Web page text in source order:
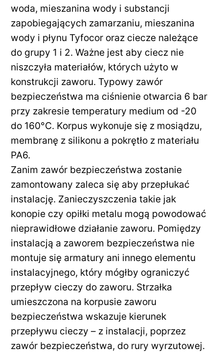
woda, mieszanina wody i substancji
zapobiegających zamarzaniu, mieszanina
wody i płynu Tyfocor oraz ciecze należące
do grupy 1 i 2. Ważne jest aby ciecz nie
niszczyła materiałów, których użyto w
konstrukcji zaworu. Typowy zawór
bezpieczeństwa ma ciśnienie otwarcia 6 bar
przy zakresie temperatury medium od -20
do 160°C. Korpus wykonuje się z mosiądzu,
membranę z silikonu a pokrętło z materiału
PA6.
Zanim zawór bezpieczeństwa zostanie
zamontowany zaleca się aby przepłukać
instalację. Zanieczyszczenia takie jak
konopie czy opiłki metalu mogą powodować
nieprawidłowe działanie zaworu. Pomiędzy
instalacją a zaworem bezpieczeństwa nie
montuje się armatury ani innego elementu
instalacyjnego, który mógłby ograniczyć
przepływ cieczy do zaworu. Strzałka
umieszczona na korpusie zaworu
bezpieczeństwa wskazuje kierunek
przepływu cieczy – z instalacji, poprzez
zawór bezpieczeństwa, do rury wyrzutowej.